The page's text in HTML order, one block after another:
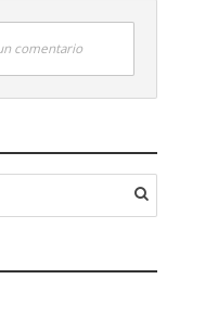
comentario